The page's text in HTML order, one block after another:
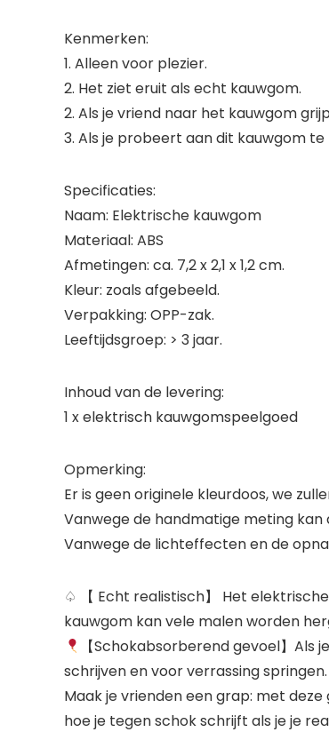
Kenmerken:
1. Alleen voor plezier.
2. Het ziet eruit als echt kauwgom.
2. Als je vriend naar het kauwgom
3. Als je probeert aan dit kauwgom
Specificaties:
Naam: Elektrische kauwgom
Materiaal: ABS
Afmetingen: ca. 7,2 x 2,1 x 1,2 cm.
Kleur: zoals afgebeeld.
Verpakking: OPP-zak.
Leeftijdsgroep: > 3 jaar.
Inhoud van de levering:
1 x elektrisch kauwgomspeelgoed
Opmerking:
Er is geen originele kleurdoos, we
Vanwege de handmatige meting
Vanwege de lichteffecten en de
♤ 【 Echt realistisch】 Het
kauwgom kan vele malen worden
【Schokabsorberend gevoel】
schrijven en voor verrassing springen.
Maak je vrienden een grap: met
hoe je tegen schok schrijft als je je